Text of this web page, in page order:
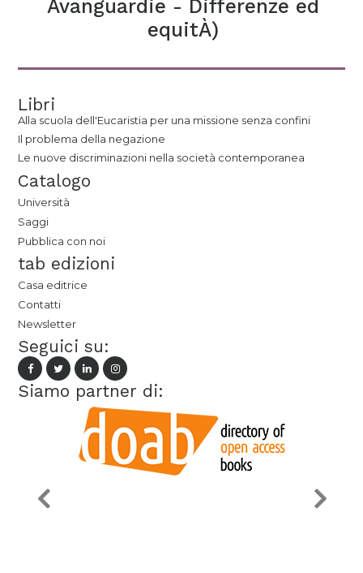
Avanguardie - Differenze ed
equitÀ)
Libri
Alla scuola dell'Eucaristia per una missione senza confini
Il problema della negazione
Le nuove discriminazioni nella società contemporanea
Catalogo
Università
Saggi
Pubblica con noi
tab edizioni
Casa editrice
Contatti
Newsletter
Seguici su:
Siamo partner di: